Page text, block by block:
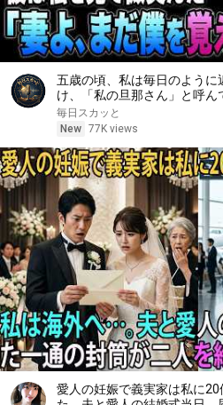
五歳の頃、私は毎日のよう
け、「私の旦那さん」と呼ん
面接で社長室へ入ると、彼は
よ、まだ僕を覚えているか
毎日スカッと
New 77K views
愛人の妊娠で義実家は私に20